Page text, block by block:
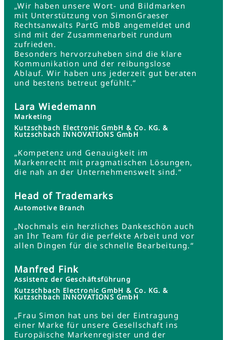
„Wir haben unsere Wort- und Bildmarken
mit Unterstützung von SimonGraeser
Rechtsanwalts PartG mbB angemeldet und
sind mit der Zusammenarbeit rundum
zufrieden.
Besonders hervorzuheben sind die klare
Kommunikation und der reibungslose
Ablauf. Wir haben uns jederzeit gut beraten
und bestens betreut gefühlt.“
Lara Wiedemann
Marketing
Kutzschbach Electronic GmbH & Co. KG. &
Kutzschbach INNOVATIONS GmbH
„Kompetenz und Genauigkeit im
Markenrecht mit pragmatischen Lösungen,
die nah an der Unternehmenswelt sind.“
Head of Trademarks
Automotive Branch
„Nochmals ein herzliches Dankeschön auch
an Ihr Team für die perfekte Arbeit und vor
allen Dingen für die schnelle Bearbeitung.“
Manfred Fink
Assistenz der Geschäftsführung
Kutzschbach Electronic GmbH & Co. KG. &
Kutzschbach INNOVATIONS GmbH
„Frau Simon hat uns bei der Eintragung
einer Marke für unsere Gesellschaft ins
Europäische Markenregister und der